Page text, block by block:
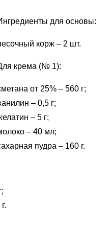
для основы:
корж – 2 шт.
крема (№ 1):
от 25% – 560 г;
– 0,5 г;
– 5 г;
– 40 мл;
пудра – 160 г.